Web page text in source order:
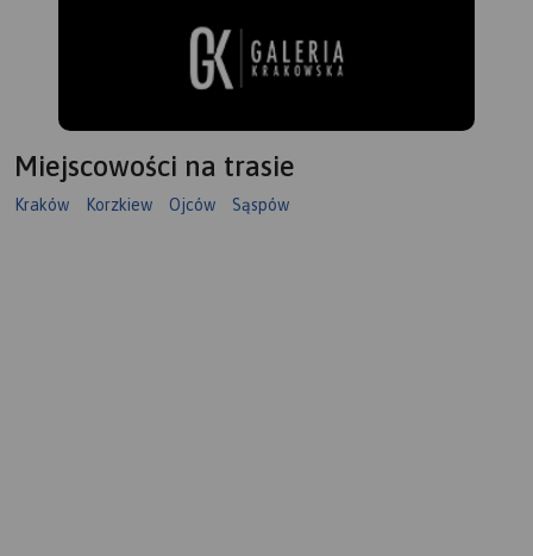
Miejscowości na trasie
Kraków Korzkiew Ojców Sąspów